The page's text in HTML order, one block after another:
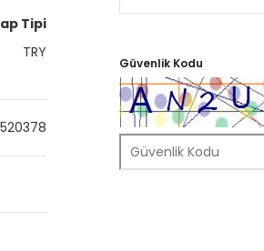
Tipi
TRY
Güvenlik Kodu